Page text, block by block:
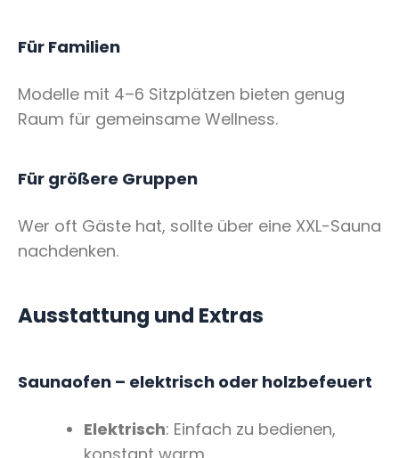
Für Familien
Modelle mit 4–6 Sitzplätzen bieten genug
Raum für gemeinsame Wellness.
Für größere Gruppen
Wer oft Gäste hat, sollte über eine XXL-Sauna
nachdenken.
Ausstattung und Extras
Saunaofen – elektrisch oder holzbefeuert
Elektrisch: Einfach zu bedienen,